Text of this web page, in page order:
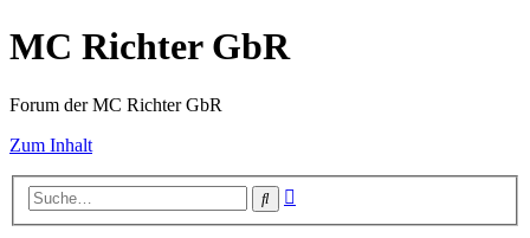
MC Richter GbR
Forum der MC Richter GbR
Zum Inhalt
Suche